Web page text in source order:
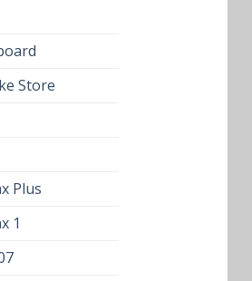
Store
Plus
1